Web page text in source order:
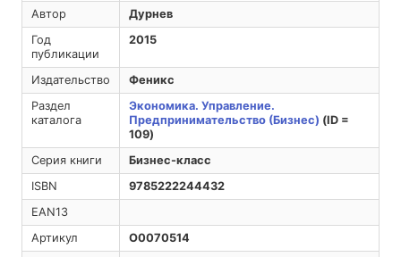
Автор
Дурнев
Год
публикации
2015
Издательство
Феникс
Раздел
каталога
Экономика. Управление.
Предпринимательство (Бизнес) (ID =
109)
Серия книги
Бизнес-класс
ISBN
9785222244432
EAN13
Артикул
O0070514